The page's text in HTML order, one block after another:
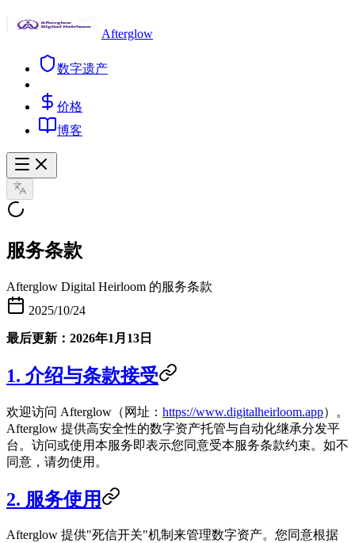
Afterglow
数字遗产
价格
博客
服务条款
Afterglow Digital Heirloom 的服务条款
2025/10/24
最后更新：2026年1月13日
1. 介绍与条款接受
欢迎访问 Afterglow（网址： https://www.digitalheirloom.app）。
Afterglow 提供高安全性的数字资产托管与自动化继承分发平
台。访问或使用本服务即表示您同意受本服务条款约束。如不
同意，请勿使用。
2. 服务使用
Afterglow 提供"死信开关"机制来管理数字资产。您同意根据